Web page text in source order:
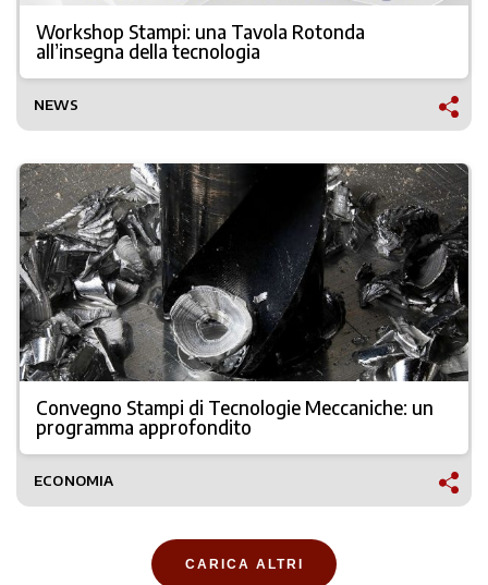
Workshop Stampi: una Tavola Rotonda
all’insegna della tecnologia
NEWS
Convegno Stampi di Tecnologie Meccaniche: un
programma approfondito
ECONOMIA
CARICA ALTRI